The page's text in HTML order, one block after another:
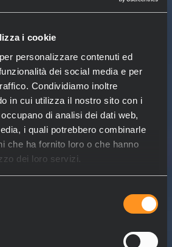
i cookie
personalizzare contenuti ed
dei social media e per
Condividiamo inoltre
in cui utilizza il nostro sito con i
di analisi dei dati web,
i quali potrebbero combinarle
che ha fornito loro o che hanno
dei loro servizi.